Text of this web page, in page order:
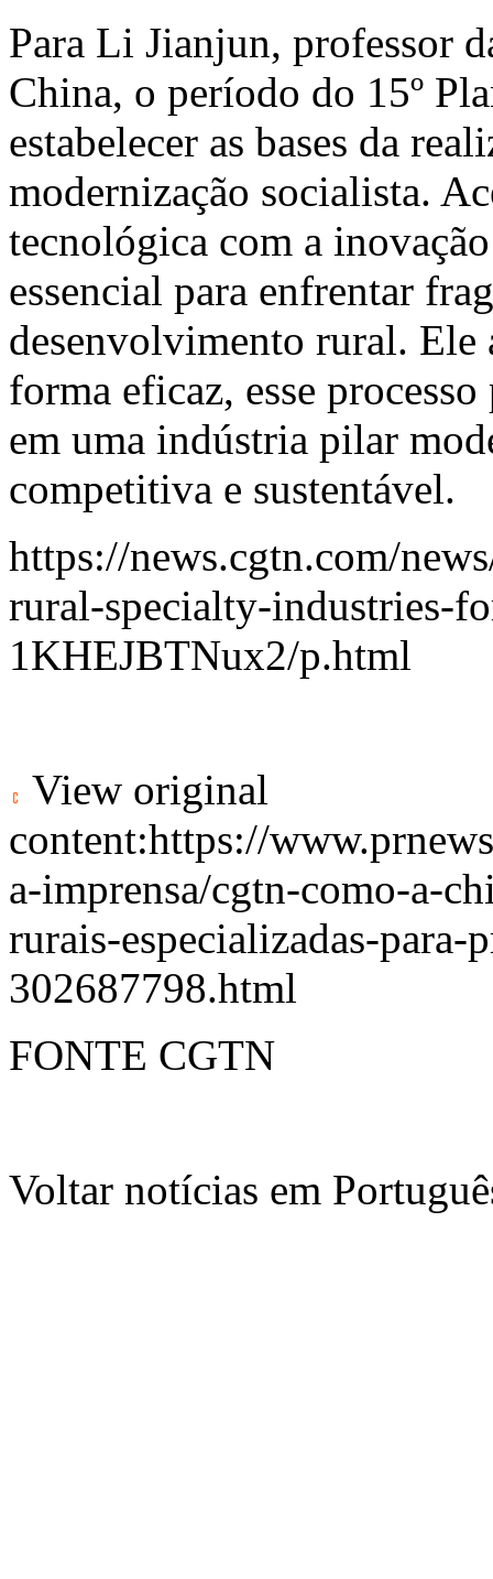
Para Li Jianjun, professor
China, o período do 15º
estabelecer as bases da
modernização socialista.
tecnológica com a
essencial para enfrentar
desenvolvimento rural. Ele
forma eficaz, esse
em uma indústria pilar
competitiva e sustentável.
https://news.cgtn.com/
rural-specialty-industries-
1KHEJBTNux2/p.html
View original
content:https://
a-imprensa/cgtn-como-a-
rurais-especializadas-
302687798.html
FONTE CGTN
Voltar notícias em